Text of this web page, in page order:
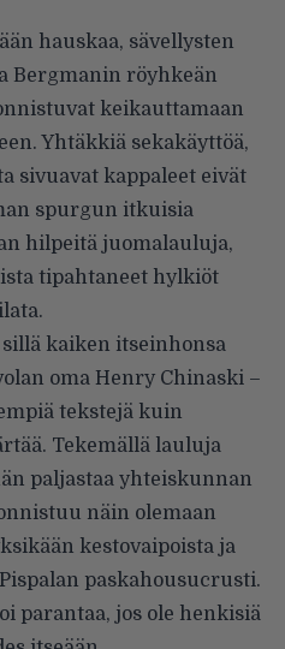
hauskaa, sävellysten
Bergmanin röyhkeän
keikauttamaan
Yhtäkkiä sekakäyttöä,
sivuavat kappaleet eivät
spurgun itkuisia
hilpeitä juomalauluja,
tipahtaneet hylkiöt
kaiken itseinhonsa
oma Henry Chinaski –
tekstejä kuin
Tekemällä lauluja
paljastaa yhteiskunnan
näin olemaan
kestovaipoista ja
paskahousucrusti.
parantaa, jos ole henkisiä